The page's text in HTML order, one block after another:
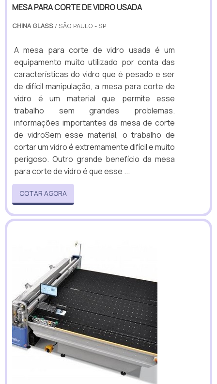
MESA PARA CORTE DE VIDRO USADA
CHINA GLASS / SÃO PAULO - SP
A mesa para corte de vidro usada é um
equipamento muito utilizado por conta das
características do vidro que é pesado e ser
de difícil manipulação, a mesa para corte de
vidro é um material que permite esse
trabalho sem grandes problemas.
informações importantes da mesa de corte
de vidroSem esse material, o trabalho de
cortar um vidro é extremamente difícil e muito
perigoso. Outro grande benefício da mesa
para corte de vidro é que esse ...
COTAR AGORA